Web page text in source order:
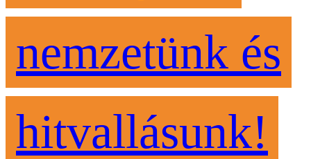
nemzetünk és
hitvallásunk!